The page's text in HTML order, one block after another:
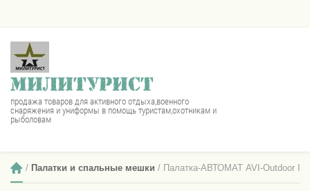
МИЛИТУРИСТ
продажа товаров для активного отдыха,военного
снаряжения и униформы в помощь туристам,охотникам и
рыболовам
/ Палатки и спальные мешки / Палатка-АВТОМАТ AVI-Outdoor